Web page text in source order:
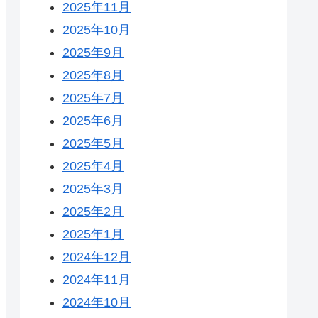
2025年11月
2025年10月
2025年9月
2025年8月
2025年7月
2025年6月
2025年5月
2025年4月
2025年3月
2025年2月
2025年1月
2024年12月
2024年11月
2024年10月